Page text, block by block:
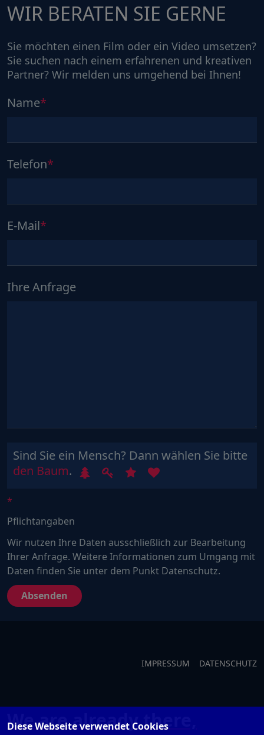
WIR BERATEN SIE GERNE
Sie möchten einen Film oder ein Video umsetzen?
Sie suchen nach einem erfahrenen und kreativen
Partner? Wir melden uns umgehend bei Ihnen!
Name
Telefon
E-Mail
Ihre Anfrage
Sind Sie ein Mensch? Dann wählen Sie bitte
den Baum. Sind
Sie
Dann
wählen
Sie
bitte
den
Baum.
Pflichtangaben
Wir nutzen Ihre Daten ausschließlich zur Bearbeitung
Ihrer Anfrage. Weitere Informationen zum Umgang mit
Daten finden Sie unter dem Punkt Datenschutz.
IMPRESSUM DATENSCHUTZ
We are already there,
Diese Webseite verwendet Cookies